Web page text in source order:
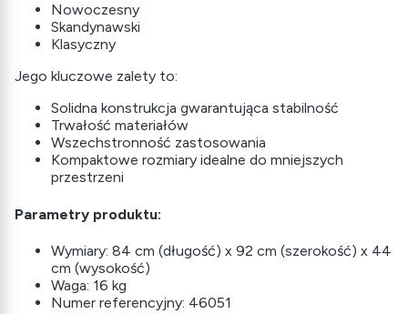
Nowoczesny
Skandynawski
Klasyczny
Jego kluczowe zalety to:
Solidna konstrukcja gwarantująca stabilność
Trwałość materiałów
Wszechstronność zastosowania
Kompaktowe rozmiary idealne do mniejszych
przestrzeni
Parametry produktu:
Wymiary: 84 cm (długość) x 92 cm (szerokość) x 44
cm (wysokość)
Waga: 16 kg
Numer referencyjny: 46051